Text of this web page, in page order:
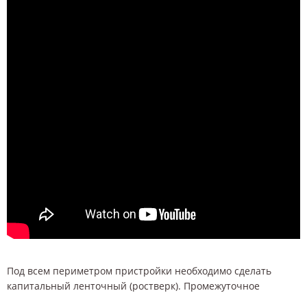
Под всем периметром пристройки необходимо сделать
капитальный ленточный (ростверк). Промежуточное